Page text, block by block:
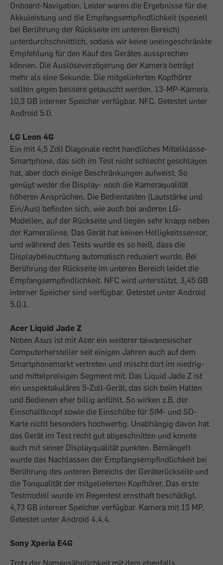
Onboard-Navigation. Leider waren die Ergebnisse für die
Akkuleistung und die Empfangsempfindlichkeit (speziell
bei Berührung der Rückseite im unteren Bereich)
unterdurchschnittlich, sodass wir keine uneingeschränkte
Empfehlung für den Kauf des Gerätes aussprechen
können. Die Auslöseverzögerung der Kamera beträgt
mehr als eine Sekunde. Die mitgelieferten Kopfhörer
sollten gegen bessere getauscht werden. 13-MP-Kamera.
10,3 GB interner Speicher verfügbar. NFC. Getestet unter
Android 5.0.
LG Leon 4G
Ein mit 4,5 Zoll Diagonale recht handliches Mittelklasse-
Smartphone, das sich im Test nicht schlecht geschlagen
hat, aber doch einige Beschränkungen aufweist. So
genügt weder die Display- noch die Kameraqualität
höheren Ansprüchen. Die Bedientasten (Lautstärke und
Ein/Aus) befinden sich, wie auch bei anderen LG-
Modellen, auf der Rückseite und liegen sehr knapp neben
der Kameralinse. Das Gerät hat keinen Helligkeitssensor,
und während des Tests wurde es so heiß, dass die
Displaybeleuchtung automatisch reduziert wurde. Bei
Berührung der Rückseite im unteren Bereich leidet die
Empfangsempfindlichkeit. NFC wird unterstützt, 3,45 GB
interner Speicher sind verfügbar. Getestet unter Android
5.0.1.
Acer Liquid Jade Z
Neben Asus ist mit Acer ein weiterer taiwanesischer
Computerhersteller seit einigen Jahren auch auf dem
Smartphonemarkt vertreten und mischt dort im niedrig-
und mittelpreisigen Segment mit. Das Liquid Jade Z ist
ein unspektakuläres 5-Zoll-Gerät, das sich beim Halten
und Bedienen eher billig anfühlt. So wirken z.B. der
Einschaltknopf sowie die Einschübe für SIM- und SD-
Karte nicht besonders hochwertig. Unabhängig davon hat
das Gerät im Test recht gut abgeschnitten und konnte
auch mit seiner Displayqualität punkten. Bemängelt
wurde das Nachlassen der Empfangsempfindlichkeit bei
Berührung des unteren Bereichs der Geräterückseite und
die Tonqualität der mitgelieferten Kopfhörer. Das erste
Testmodell wurde im Regentest ernsthaft beschädigt.
4,73 GB interner Speicher verfügbar. Kamera mit 13 MP.
Getestet unter Android 4.4.4.
Sony Xperia E4G
Trotz der Namensähnlichkeit mit dem ebenfalls